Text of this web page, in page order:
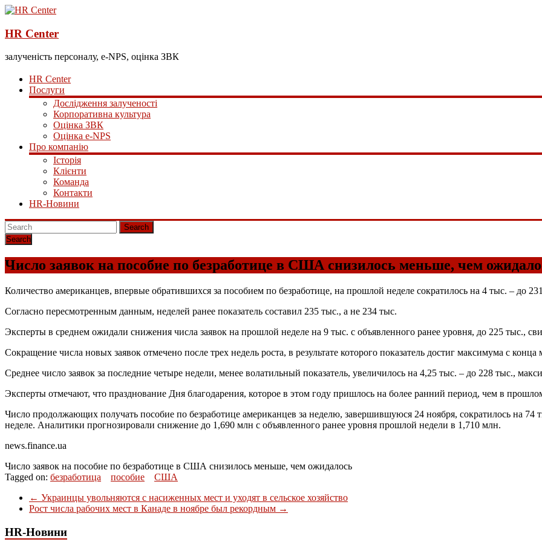
HR Center
залученість персоналу, e-NPS, оцінка ЗВК
HR Center
Послуги
Дослідження залученості
Корпоративна культура
Оцінка ЗВК
Оцінка e-NPS
Про компанію
Історія
Клієнти
Команда
Контакти
HR-Новини
Search
Число заявок на пособие по безработице в США снизилось меньше, чем
Количество американцев, впервые обратившихся за пособием по безработице, на прошлой неделе сократилось на 4 тыс. – до
Согласно пересмотренным данным, неделей ранее показатель составил 235 тыс., а не 234 тыс.
Эксперты в среднем ожидали снижения числа заявок на прошлой неделе на 9 тыс. с объявленного ранее уровня, до 225 тыс.,
Сокращение числа новых заявок отмечено после трех недель роста, в результате которого показатель достиг максимума с конца
Среднее число заявок за последние четыре недели, менее волатильный показатель, увеличилось на 4,25 тыс. – до 228 тыс.,
Эксперты отмечают, что празднование Дня благодарения, которое в этом году пришлось на более ранний период, чем в
Число продолжающих получать пособие по безработице американцев за неделю, завершившуюся 24 ноября, сократилось на
неделе. Аналитики прогнозировали снижение до 1,690 млн с объявленного ранее уровня прошлой недели в 1,710 млн.
news.finance.ua
Число заявок на пособие по безработице в США снизилось меньше, чем ожидалось
Tagged on: безработица пособие
США
← Украинцы увольняются с насиженных мест и уходят в сельское хозяйство
Рост числа рабочих мест в Канаде в ноябре был рекордным →
HR-Новини